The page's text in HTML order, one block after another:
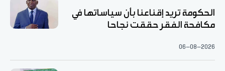
الحكومة تريد إقناعنا بأن سياساتها في
مكافحة الفقر حققت نجاحا
06-08-2026